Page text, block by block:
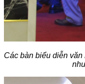
Các bàn biểu diễn